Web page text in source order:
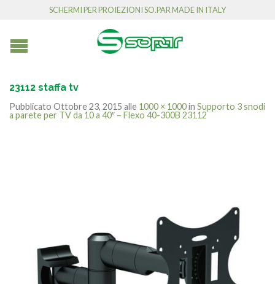
SCHERMI PER PROIEZIONI SO.PAR MADE IN ITALY
23112 staffa tv
Pubblicato Ottobre 23, 2015 alle 1000 × 1000in Supporto 3 snodi
a parete per TV da 10 a 40″ – Flexo 40-300B 23112